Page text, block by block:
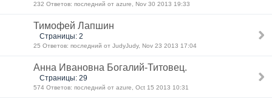
232 Ответов: последний от azure, Nov 30 2013 19:33
Тимофей Лапшин
Страницы: 2
25 Ответов: последний от JudyJudy, Nov 23 2013 17:04
Анна Ивановна Богалий-Титовец.
Страницы: 29
574 Ответов: последний от azure, Oct 15 2013 10:31